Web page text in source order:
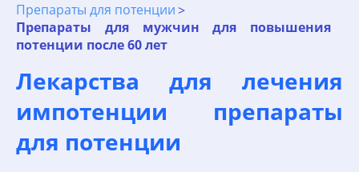
Препараты для потенции
Препараты для мужчин для повышения
потенции после 60 лет
Лекарства для лечения
импотенции препараты
для потенции